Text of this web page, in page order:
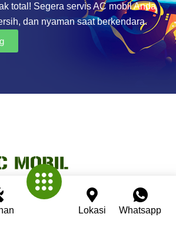
Lokasi Whatsapp
total! Segera servis AC mobil Anda
dan nyaman saat berkendara.
bengkel spesialis AC mobil yang